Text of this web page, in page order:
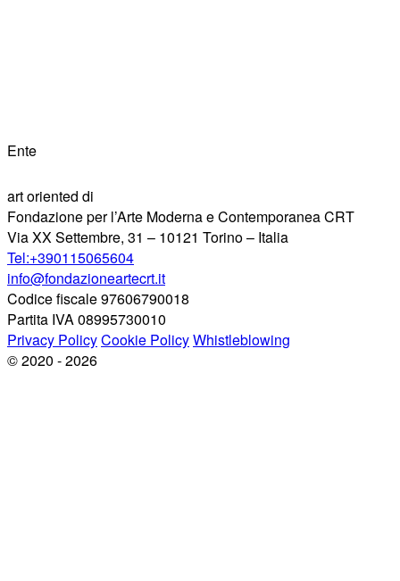
Ente
art oriented di
Fondazione per l’Arte Moderna e Contemporanea CRT
Via XX Settembre, 31 – 10121 Torino – Italia
Tel:+390115065604
info@fondazioneartecrt.it
Codice fiscale 97606790018
Partita IVA 08995730010
Privacy PolicyCookie PolicyWhistleblowing
© 2020 - 2026